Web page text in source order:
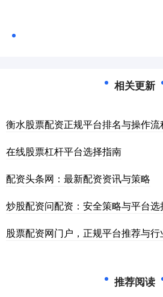
相关更新
衡水股票配资正规平台排名与操作流
在线股票杠杆平台选择指南
配资头条网：最新配资资讯与策略
炒股配资问配资：安全策略与平台选
股票配资网门户，正规平台推荐与行
推荐阅读